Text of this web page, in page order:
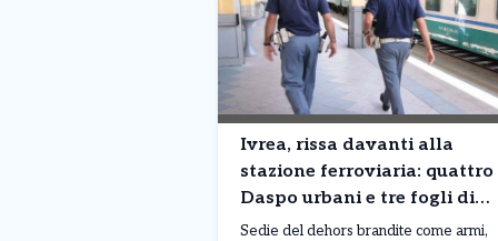
Ivrea, rissa davanti alla
stazione ferroviaria: quattro
Daspo urbani e tre fogli di
via per sette giovani
Sedie del dehors brandite come armi,